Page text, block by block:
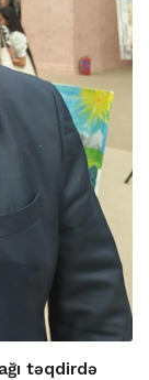
təqdirdə